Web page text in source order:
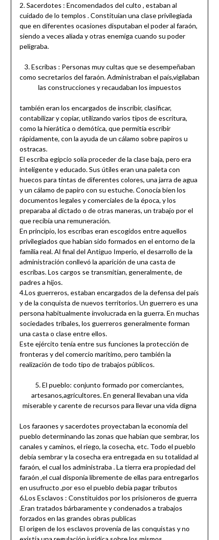
2. Sacerdotes : Encomendados del culto , estaban al
cuidado de lo templos . Constituían una clase privilegiada
que en diferentes ocasiones disputaban el poder al faraón,
siendo a veces aliada y otras enemiga cuando su poder
peligraba.
3. Escribas : Personas muy cultas que se desempeñaban
como secretarios del faraón. Administraban el país,vigilaban
las construcciones y recaudaban los impuestos
también eran los encargados de inscribir, clasificar,
contabilizar y copiar, utilizando varios tipos de escritura,
como la hierática o demótica, que permitía escribir
rápidamente, con la ayuda de un cálamo sobre papiros u
ostracas.
El escriba egipcio solía proceder de la clase baja, pero era
inteligente y educado. Sus útiles eran una paleta con
huecos para tintas de diferentes colores, una jarra de agua
y un cálamo de papiro con su estuche. Conocía bien los
documentos legales y comerciales de la época, y los
preparaba al dictado o de otras maneras, un trabajo por el
que recibía una remuneración.
En principio, los escribas eran escogidos entre aquellos
privilegiados que habían sido formados en el entorno de la
familia real. Al final del Antiguo Imperio, el desarrollo de la
administración conllevó la aparición de una casta de
escribas. Los cargos se transmitían, generalmente, de
padres a hijos.
4.Los guerreros, estaban encargados de la defensa del país
y de la conquista de nuevos territorios. Un guerrero es una
persona habitualmente involucrada en la guerra. En muchas
sociedades tribales, los guerreros generalmente forman
una casta o clase entre ellos.
Este ejército tenía entre sus funciones la protección de
fronteras y del comercio marítimo, pero también la
realización de todo tipo de trabajos públicos.
5. El pueblo: conjunto formado por comerciantes,
artesanos,agricultores. En general llevaban una vida
miserable y carente de recursos para llevar una vida digna
Los faraones y sacerdotes proyectaban la economía del
pueblo determinando las zonas que habían que sembrar, los
canales y caminos, el riego, la cosecha, etc. Todo el pueblo
debía sembrar y la cosecha era entregada en su totalidad al
faraón, el cual los administraba . La tierra era propiedad del
faraón ,el cual disponía libremente de ellas para entregarlos
en usufructo ,por eso el pueblo debía pagar tributos
6.Los Esclavos : Constituidos por los prisioneros de guerra
.Eran tratados bárbaramente y condenados a trabajos
forzados en las grandes obras publicas
El origen de los esclavos provenía de las conquistas y no